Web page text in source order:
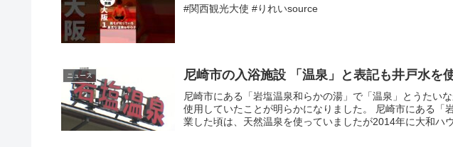
#関西観光大使 #りれいsource
ニュース 尼崎市の入浴施設 「温泉」と表記も井戸水を
尼崎市にある「岩塩温泉和らかの湯」で「温泉」とうたい
使用していたことが明らかになりました。 尼崎市にある「
業した頃は、天然温泉を使っていましたが2014年に大和ハ